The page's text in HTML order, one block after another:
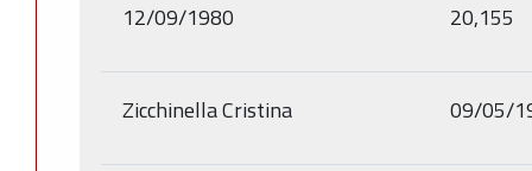
12/09/1980 20,155
Zicchinella Cristina 09/05/